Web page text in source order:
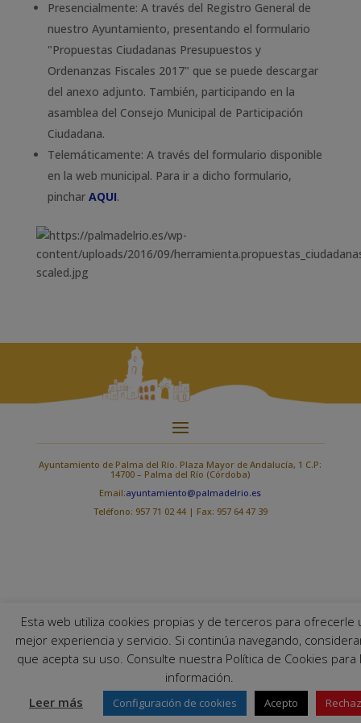
Presencialmente: A través del Registro General de
nuestro Ayuntamiento, presentando el formulario
"Propuestas Ciudadanas Presupuestos y
Ordenanzas Fiscales 2017" que se puede descargar
del anexo adjunto. También, participando en la
asamblea del Consejo Municipal de Participación
Ciudadana.
Telemáticamente: A través del formulario disponible
en la web municipal. Para ir a dicho formulario,
pinchar AQUI.
Ayuntamiento de Palma del Río. Plaza Mayor de Andalucía, 1 C.P:
14700 – Palma del Río (Córdoba)
Email:ayuntamiento@palmadelrio.es
Teléfono: 957 71 02 44 | Fax: 957 64 47 39
Esta web utiliza cookies propias y de terceros para ofrecerle
mejor experiencia y servicio. Si continúa navegando,
que acepta su uso. Consulte nuestra Política de Cookies para
información.
Leer más
Configuración de cookies Acepto